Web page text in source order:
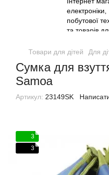
Товари для дітей Для
Сумка для
Samoa
Артикул: 23149SK
3
3